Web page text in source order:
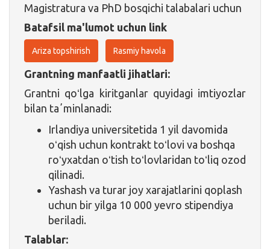
Magistratura va PhD bosqichi talabalari uchun
Batafsil ma'lumot uchun link
Ariza topshirish Rasmiy havola
Grantning manfaatli jihatlari:
Grantni qoʻlga kiritganlar quyidagi imtiyozlar
bilan taʼminlanadi:
Irlandiya universitetida 1 yil davomida
oʻqish uchun kontrakt toʻlovi va boshqa
roʻyxatdan oʻtish toʻlovlaridan toʻliq ozod
qilinadi.
Yashash va turar joy xarajatlarini qoplash
uchun bir yilga 10 000 yevro stipendiya
beriladi.
Talablar: